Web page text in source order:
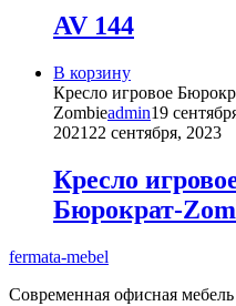
на
AV 144
В корзину
Кресло игровое
Zombieadmin19
2021 22 сентября, 2023
Кресло
Бюрократ-
fermata-mebel
Современная офисная